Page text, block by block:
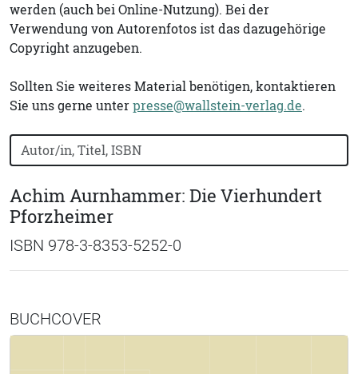
werden (auch bei Online-Nutzung). Bei der
Verwendung von Autorenfotos ist das dazugehörige
Copyright anzugeben.
Sollten Sie weiteres Material benötigen, kontaktieren
Sie uns gerne unterpresse@wallstein-verlag.de.
Bücher nach Buchtitel, Autorennamen oder ISBN
Achim Aurnhammer: Die Vierhundert
Pforzheimer
ISBN 978-3-8353-5252-0
BUCHCOVER